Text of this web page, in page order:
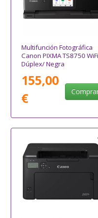
Multifunción Fotográfica
Canon PIXMA TS8750
Dúplex/ Negra
155,00
€